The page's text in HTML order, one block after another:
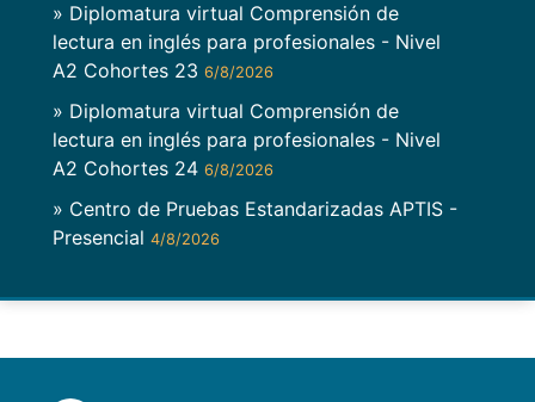
» Diplomatura virtual Comprensión de
lectura en inglés para profesionales - Nivel
A2 Cohortes 23 6/8/2026
» Diplomatura virtual Comprensión de
lectura en inglés para profesionales - Nivel
A2 Cohortes 24 6/8/2026
» Centro de Pruebas Estandarizadas APTIS -
Presencial 4/8/2026